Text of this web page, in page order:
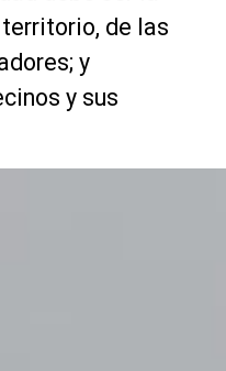
de las
y
y sus